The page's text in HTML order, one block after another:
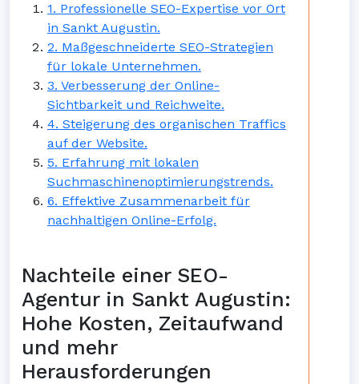
1. Professionelle SEO-Expertise vor Ort
in Sankt Augustin.
2. Maßgeschneiderte SEO-Strategien
für lokale Unternehmen.
3. Verbesserung der Online-
Sichtbarkeit und Reichweite.
4. Steigerung des organischen Traffics
auf der Website.
5. Erfahrung mit lokalen
Suchmaschinenoptimierungstrends.
6. Effektive Zusammenarbeit für
nachhaltigen Online-Erfolg.
Nachteile einer SEO-
Agentur in Sankt Augustin:
Hohe Kosten, Zeitaufwand
und mehr
Herausforderungen